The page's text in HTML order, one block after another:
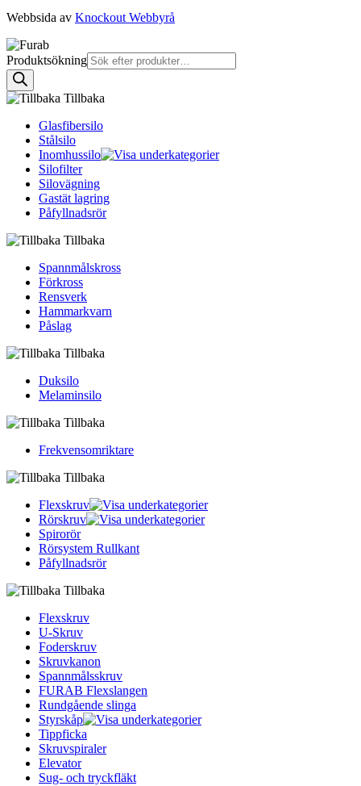
Webbsida av Knockout Webbyrå
Produktsökning
Tillbaka
Glasfibersilo
Stålsilo
Inomhussilo
Silofilter
Silovägning
Gastät lagring
Påfyllnadsrör
Tillbaka
Spannmålskross
Förkross
Rensverk
Hammarkvarn
Påslag
Tillbaka
Duksilo
Melaminsilo
Tillbaka
Frekvensomriktare
Tillbaka
Flexskruv
Rörskruv
Spirorör
Rörsystem Rullkant
Påfyllnadsrör
Tillbaka
Flexskruv
U-Skruv
Foderskruv
Skruvkanon
Spannmålsskruv
FURAB Flexslangen
Rundgående slinga
Styrskåp
Tippficka
Skruvspiraler
Elevator
Sug- och tryckfläkt